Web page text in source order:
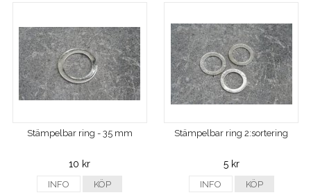
Stämpelbar ring - 35 mm
10 kr
INFO KÖP
Stämpelbar ring 2:sortering
5 kr
INFO KÖP